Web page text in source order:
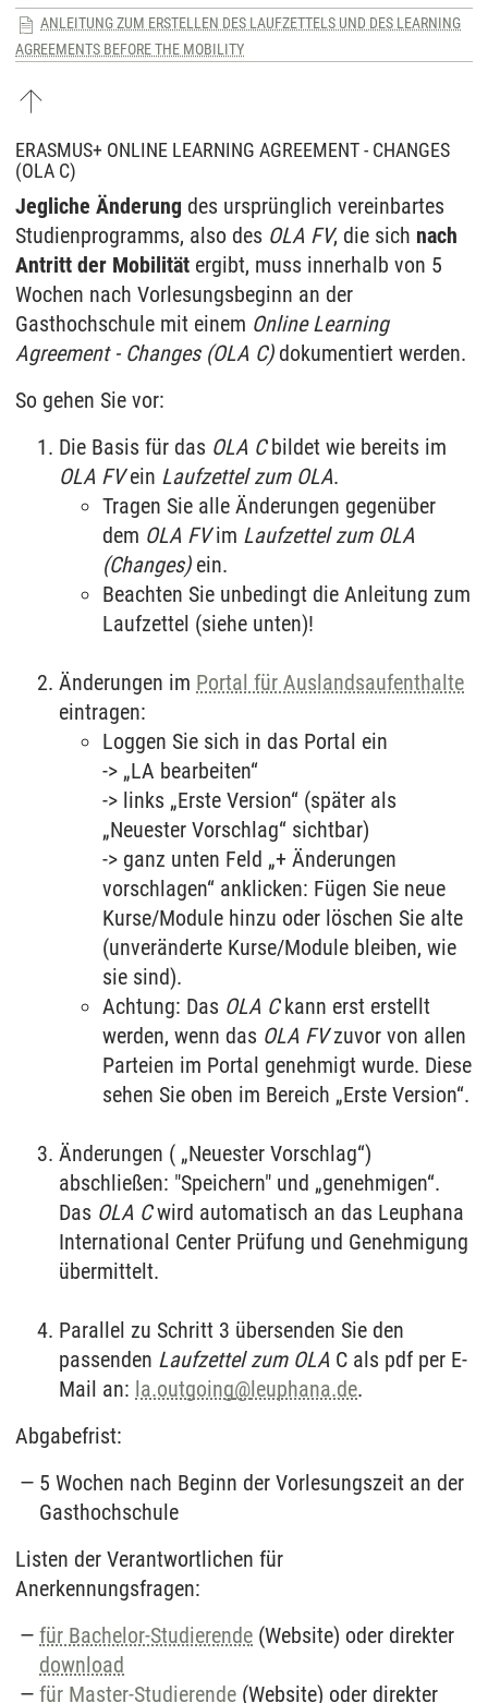
ANLEITUNG ZUM ERSTELLEN DES LAUFZETTELS UND DES LEARNING
AGREEMENTS BEFORE THE MOBILITY
ERASMUS+ ONLINE LEARNING AGREEMENT - CHANGES
(OLA C)
Jegliche Änderung des ursprünglich vereinbartes
Studienprogramms, also des OLA FV, die sich nach
Antritt der Mobilität ergibt, muss innerhalb von 5
Wochen nach Vorlesungsbeginn an der
Gasthochschule mit einem Online Learning
Agreement - Changes (OLA C) dokumentiert werden.
So gehen Sie vor:
Die Basis für das OLA Cbildet wie bereits im
OLA FVein Laufzettel zum OLA.
Tragen Sie alle Änderungen gegenüber
dem OLA FVim Laufzettel zum OLA
(Changes) ein.
Beachten Sie unbedingt die Anleitung zum
Laufzettel (siehe unten)!
Änderungen im Portal für Auslandsaufenthalte
eintragen:
Loggen Sie sich in das Portal ein
-> „LA bearbeiten“
-> links „Erste Version“ (später als
„Neuester Vorschlag“ sichtbar)
-> ganz unten Feld „+ Änderungen
vorschlagen“ anklicken: Fügen Sie neue
Kurse/Module hinzu oder löschen Sie alte
(unveränderte Kurse/Module bleiben, wie
sie sind).
Achtung: Das OLA Ckann erst erstellt
werden, wenn das OLA FVzuvor von allen
Parteien im Portal genehmigt wurde. Diese
sehen Sie oben im Bereich „Erste Version“.
Änderungen ( „Neuester Vorschlag“)
abschließen: "Speichern" und „genehmigen“.
Das OLA Cwird automatisch an das Leuphana
International Center Prüfung und Genehmigung
übermittelt.
Parallel zu Schritt 3 übersenden Sie den
passenden Laufzettel zum OLA C als pdf per E-
Mail an: la.outgoing@leuphana.de.
Abgabefrist:
5 Wochen nach Beginn der Vorlesungszeit an der
Gasthochschule
Listen der Verantwortlichen für
Anerkennungsfragen:
für Bachelor-Studierende (Website) oder direkter
download
für Master-Studierende (Website) oder direkter